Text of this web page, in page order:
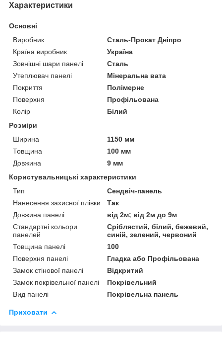
Характеристики
Основні
Виробник
Сталь-Прокат Дніпро
Країна виробник
Україна
Зовнішні шари панелі
Сталь
Утеплювач панелі
Мінеральна вата
Покриття
Полімерне
Поверхня
Профільована
Колір
Білий
Розміри
Ширина
1150 мм
Товщина
100 мм
Довжина
9 мм
Користувальницькі характеристики
Тип
Сендвіч-панель
Нанесення захисної плівки
Так
Довжина панелі
від 2м; від 2м до 9м
Стандартні кольори
панелей
Сріблястий, білий, бежевий,
синій, зелений, червоний
Товщина панелі
100
Поверхня панелі
Гладка або Профільована
Замок стінової панелі
Відкритий
Замок покрівельної панелі
Покрівельний
Вид панелі
Покрівельна панель
Приховати